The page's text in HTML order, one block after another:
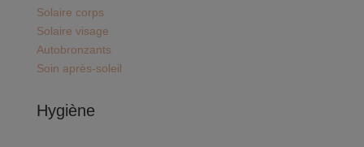
Solaire corps
Solaire visage
Autobronzants
Soin après-soleil
Hygiène